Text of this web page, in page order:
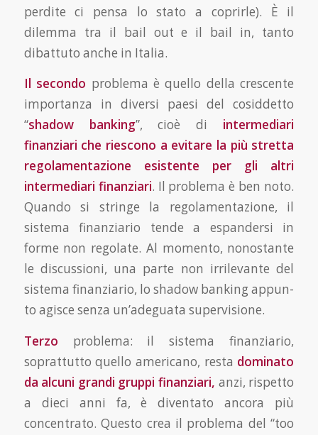
perdite ci pensa lo stato a coprirle). È il
dilemma tra il bail out e il bail in, tanto
dibattuto anche in Italia.
Il secondo problema è quello della crescente
importanza in diversi paesi del cosiddetto
“shadow banking”, cioè di intermediari
finanziari che riescono a evitare la più stretta
regolamentazione esistente per gli altri
intermediari finanziari. Il problema è ben noto.
Quando si stringe la regola­mentazione, il
sistema finanziario tende a espandersi in
forme non regolate. Al momento, nono­stante
le discussioni, una parte non irrilevante del
sistema finanziario, lo shadow banking appun­
to agisce senza un’adeguata supervisione.
Terzo problema: il sistema finanziario,
soprattutto quello americano, resta dominato
da alcuni grandi gruppi finanziari, anzi, rispetto
a dieci anni fa, è diventato ancora più
concentrato. Questo crea il problema del “too